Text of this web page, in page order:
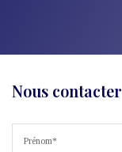
Nous contacter
Prénom*